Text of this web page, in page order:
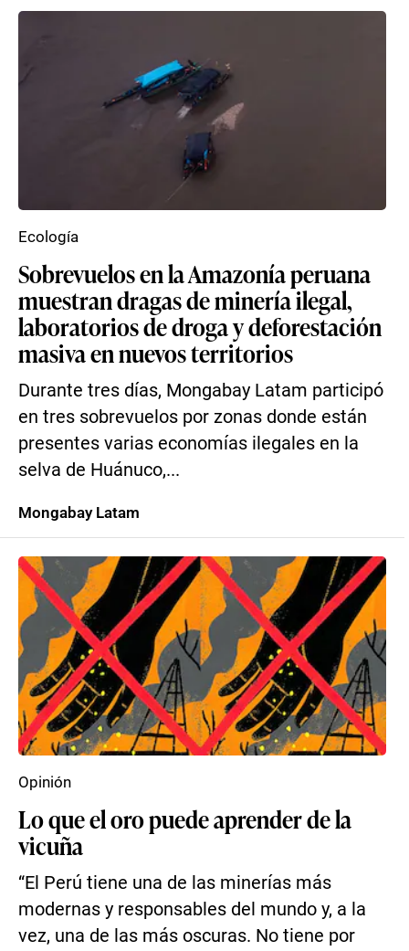
Sobrevuelos en la Amazonía peruana
muestran dragas de minería ilegal,
laboratorios de droga y deforestación
masiva en nuevos territorios
Durante tres días, Mongabay Latam participó
en tres sobrevuelos por zonas donde están
presentes varias economías ilegales en la
selva de Huánuco,...
Ecología
Mongabay Latam
Lo que el oro puede aprender de la
vicuña
“El Perú tiene una de las minerías más
modernas y responsables del mundo y, a la
vez, una de las más oscuras. No tiene por
Opinión